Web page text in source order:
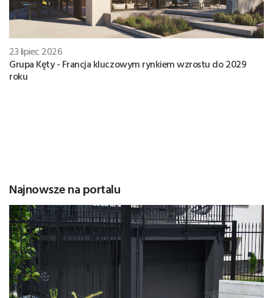
23 lipiec 2026
Grupa Kęty - Francja kluczowym rynkiem wzrostu do 2029
roku
Najnowsze na portalu